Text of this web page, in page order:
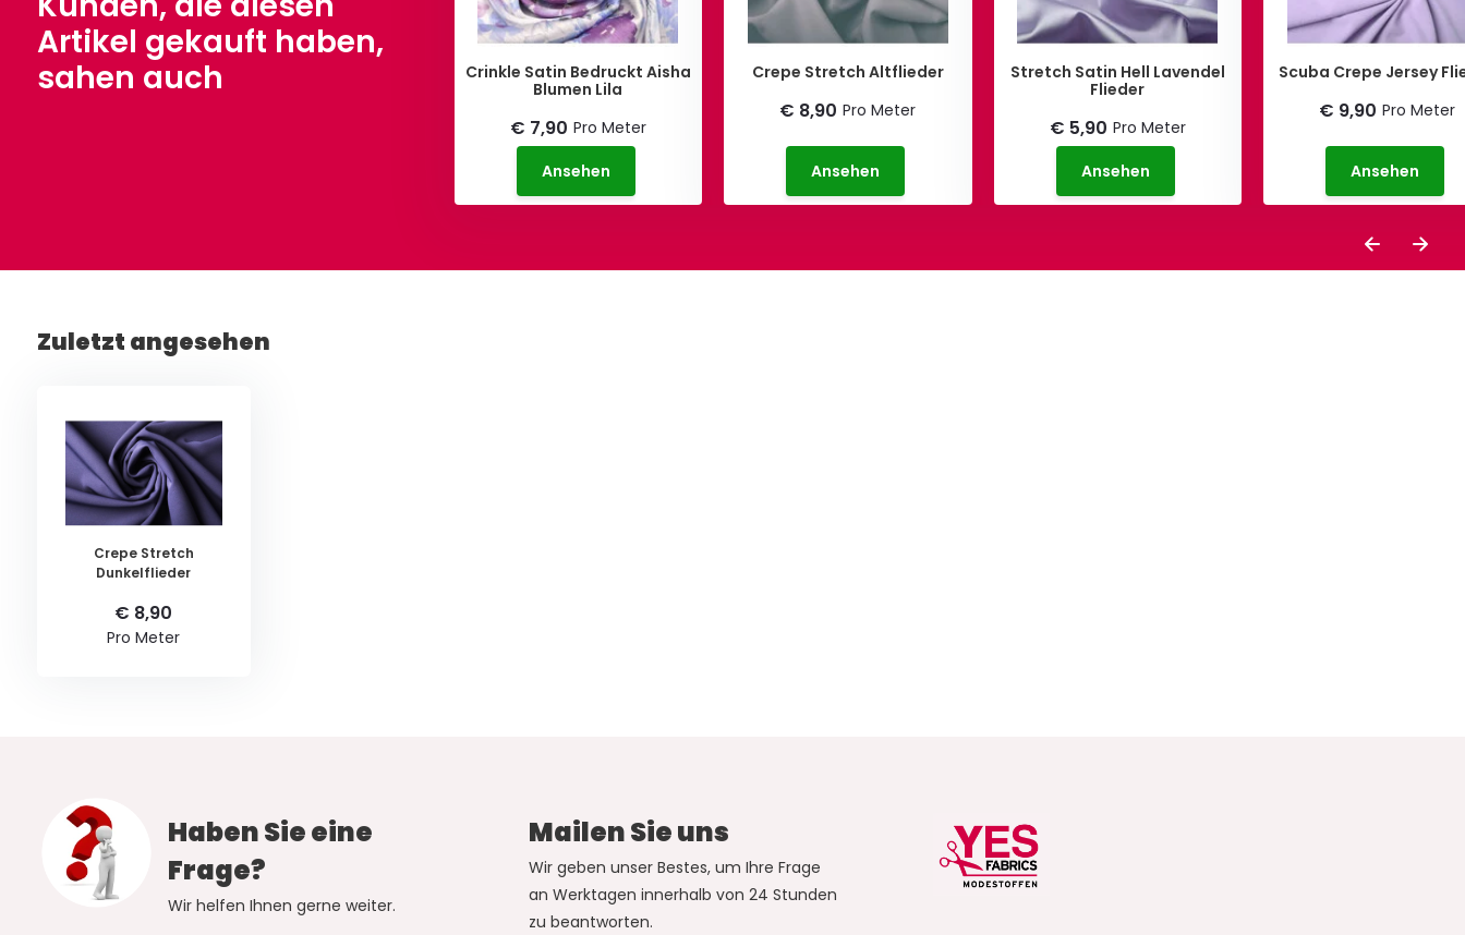
Artikel gekauft haben,
sahen auch
Crinkle Satin Bedruckt Aisha
Blumen Lila
€ 7,90 Pro Meter
Ansehen
Crepe Stretch Altflieder
€ 8,90 Pro Meter
Ansehen
Stretch Satin Hell Lavendel
Flieder
€ 5,90 Pro Meter
Ansehen
Scuba Crepe Jersey
€ 9,90 Pro Meter
Ansehen
Zuletzt angesehen
Crepe Stretch
Dunkelflieder
€ 8,90
Pro Meter
Haben Sie eine
Frage?
Wir helfen Ihnen gerne weiter.
Mailen Sie uns
Wir geben unser Bestes, um Ihre Frage
an Werktagen innerhalb von 24 Stunden
zu beantworten.